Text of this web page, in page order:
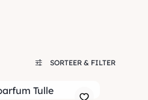
SORTEER & FILTER